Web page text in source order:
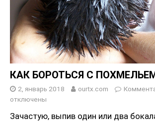
КАК БОРОТЬСЯ С
2, январь 2018 ourtx.com
отключены
Зачастую, выпив один или два